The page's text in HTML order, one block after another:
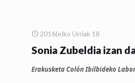
2016(e)ko Urriak 18
Sonia Zubeldia izan
Erakusketa Colón Ibilbideko